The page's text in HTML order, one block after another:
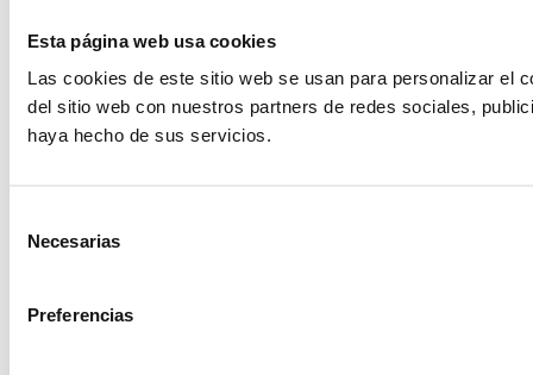
Esta página web usa cookies
Las cookies de este sitio web se usan para personalizar el
del sitio web con nuestros partners de redes sociales,
haya hecho de sus servicios.
Necesarias
Preferencias